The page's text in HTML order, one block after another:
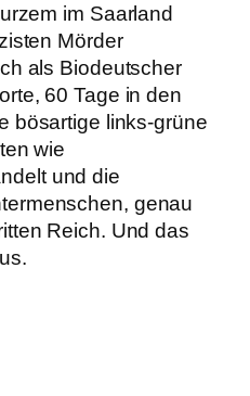
im Saarland
Mörder
als Biodeutscher
60 Tage in den
bösartige links-grüne
wie
und die
genau
Reich. Und das